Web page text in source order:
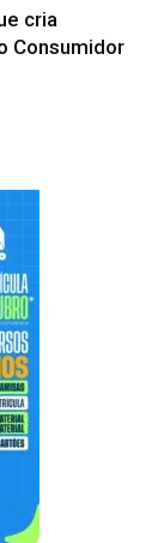
cria
Consumidor